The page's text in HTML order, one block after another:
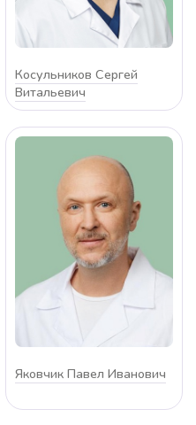
Косульников Сергей
Витальевич
Яковчик Павел Иванович